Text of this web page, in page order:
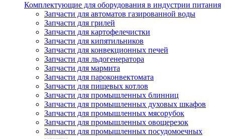
Комплектующие для оборудования в индустрии питания
Запчасти для автоматов газированной воды
Запчасти для грилей
Запчасти для картофелечистки
Запчасти для кипятильников
Запчасти для конвекционных печей
Запчасти для льдогенератора
Запчасти для мармита
Запчасти для пароконвектомата
Запчасти для пищевых котлов
Запчасти для промышленных блинниц
Запчасти для промышленных духовых шкафов
Запчасти для промышленных мясорубок
Запчасти для промышленных овощерезок
Запчасти для промышленных посудомоечных